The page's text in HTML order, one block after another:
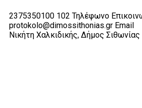
2375350100 102 Τηλέφωνο
protokolo@dimossithonias.gr Email
Νικήτη Χαλκιδικής, Δήμος Σιθωνίας